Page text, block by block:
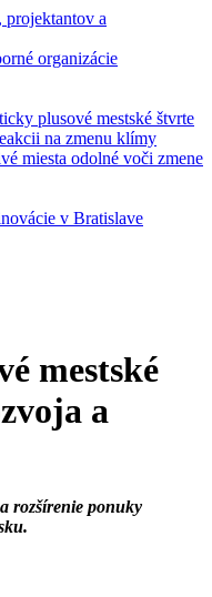
projektantov a
organizácie
plusové mestské štvrte
na zmenu klímy
miesta odolné voči zmene
v Bratislave
mestské
a
rozšírenie ponuky